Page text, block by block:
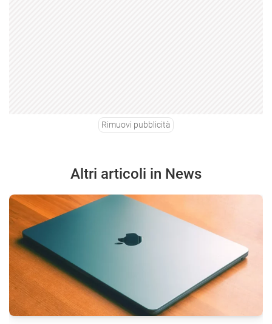
Rimuovi pubblicità
Altri articoli in News